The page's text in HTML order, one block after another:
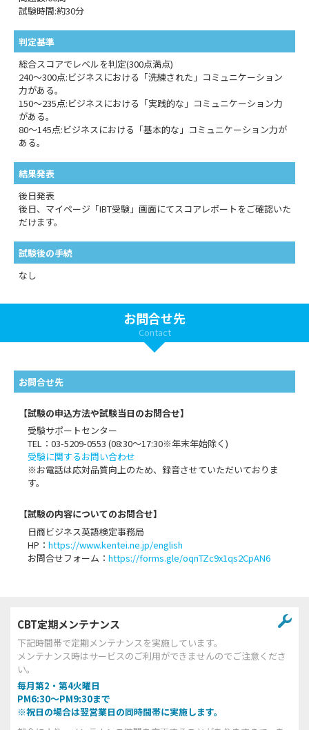
試験時間:約30分
判定基準
総合スコアでレベルを判定(300点満点)
240～300点:ビジネスにおける「洗練された」コミュニケーション
力がある。
150～235点:ビジネスにおける「実践的な」コミュニケーション力
がある。
80～145点:ビジネスにおける「基本的な」コミュニケーション力が
ある。
結果発表
後日発表
後日、マイページ「IBT受験」画面にてスコアレポートをご確認いた
だけます。
試験後の手続
なし
お問合せ先
Contact
お問合せ先
【試験の申込方法や試験当日のお問合せ】
受験サポートセンター
TEL：03-5209-0553 (08:30～17:30※年末年始除く)
受験に関するお問い合わせ
※お電話は応対品質向上のため、録音させていただいておりま
す。
【試験の内容についてのお問合せ】
日商ビジネス英語検定事務局
HP： https://www.kentei.ne.jp/english
お問合せフォーム： https://forms.gle/oqnTZc9x1qs2CpAN6
CBT定期メンテナンス
下記時間帯で定期メンテナンスを実施しています。
メンテナンス時はサービスのご利用ができませんのでご注意くださ
い。
毎月第2・第4火曜日
PM6:30～PM9:30まで
※祝日の場合は翌営業日の同時間帯に実施します。